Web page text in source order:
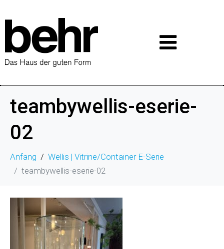
teambywellis-eserie-
02
Anfang
Wellis | Vitrine/Container E-Serie
teambywellis-eserie-02